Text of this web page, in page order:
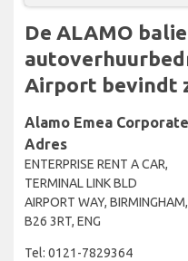
De ALAMO
Airport bevindt
Alamo Emea Corporate
Adres
ENTERPRISE RENT A CAR,
TERMINAL LINK BLD
AIRPORT WAY, BIRMINGHAM,
B26 3RT, ENG
Tel: 0121-7829364